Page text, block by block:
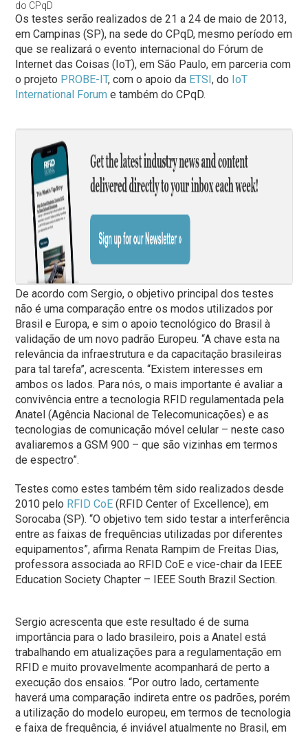
do CPqD
Os testes serão realizados de 21 a 24 de maio de 2013,
em Campinas (SP), na sede do CPqD, mesmo período em
que se realizará o evento internacional do Fórum de
Internet das Coisas (IoT), em São Paulo, em parceria com
o projeto PROBE-IT, com o apoio da ETSI, do IoT
International Forum e também do CPqD.
De acordo com Sergio, o objetivo principal dos testes
não é uma comparação entre os modos utilizados por
Brasil e Europa, e sim o apoio tecnológico do Brasil à
validação de um novo padrão Europeu. “A chave esta na
relevância da infraestrutura e da capacitação brasileiras
para tal tarefa”, acrescenta. “Existem interesses em
ambos os lados. Para nós, o mais importante é avaliar a
convivência entre a tecnologia RFID regulamentada pela
Anatel (Agência Nacional de Telecomunicações) e as
tecnologias de comunicação móvel celular – neste caso
avaliaremos a GSM 900 – que são vizinhas em termos
de espectro”.
Testes como estes também têm sido realizados desde
2010 pelo RFID CoE (RFID Center of Excellence), em
Sorocaba (SP). “O objetivo tem sido testar a interferência
entre as faixas de frequências utilizadas por diferentes
equipamentos”, afirma Renata Rampim de Freitas Dias,
professora associada ao RFID CoE e vice-chair da IEEE
Education Society Chapter – IEEE South Brazil Section.
Sergio acrescenta que este resultado é de suma
importância para o lado brasileiro, pois a Anatel está
trabalhando em atualizações para a regulamentação em
RFID e muito provavelmente acompanhará de perto a
execução dos ensaios. “Por outro lado, certamente
haverá uma comparação indireta entre os padrões, porém
a utilização do modelo europeu, em termos de tecnologia
e faixa de frequência, é inviável atualmente no Brasil, em